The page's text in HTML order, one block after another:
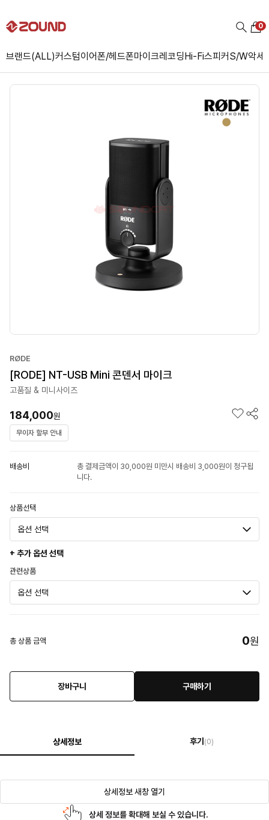
브랜드(ALL)커스텀이어폰/헤드폰마이크레코딩Hi-Fi스피커S/W악세
0
RØDE
[RODE] NT-USB Mini 콘덴서 마이크
고품질 & 미니사이즈
184,000원
무이자 할부 안내
배송비
총 결제금액이 30,000원 미만시 배송비 3,000원이 청구됩
니다.
상품선택
+ 추가 옵션 선택
관련상품
총 상품 금액 0원
장바구니 구매하기
상세정보 후기 (0)
상세정보 새창 열기
상세 정보를 확대해 보실 수 있습니다.